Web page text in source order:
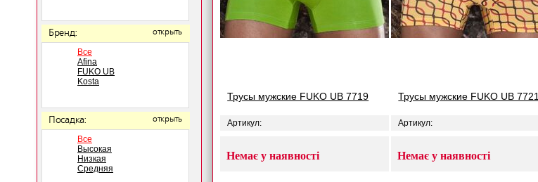
Бренд: открыть
Все
Afina
FUKO UB
Kosta
Посадка: открыть
Все
Высокая
Низкая
Средняя
Трусы мужские FUKO UB 7719
Артикул:
Немає у наявності
Трусы мужские FUKO UB 7721
Артикул:
Немає у наявності